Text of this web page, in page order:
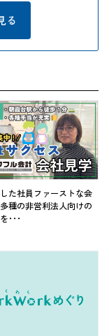
る
た社員ファーストな会
種の非営利法人向けの
･･･